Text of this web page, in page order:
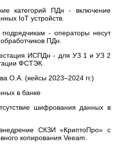
ПДн - включение
IoT устройств.
- операторы несут
ПДн.
ИСПДн - для УЗ 1 и УЗ 2
ФСТЭК.
О.А. (кейсы 2023–2024 гг.)
в банке
шифрования данных в
СКЗИ «КриптоПро» с
копирования Veeam.